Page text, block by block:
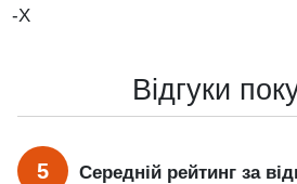
-X
Відгуки
5 Середній рейтинг за